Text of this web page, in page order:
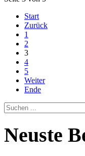
Start
Zurück
1
2
3
4
5
Weiter
Ende
Neuste